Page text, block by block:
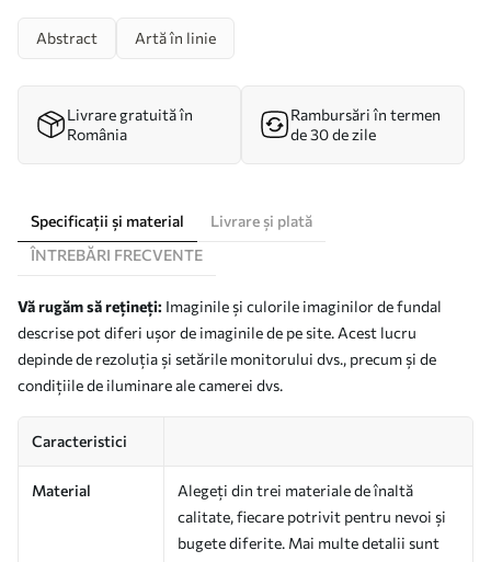
Abstract Artă în linie
Livrare gratuită în
România
Rambursări în termen
de 30 de zile
Specificații și material
Livrare și plată
ÎNTREBĂRI FRECVENTE
Vă rugăm să rețineți: Imaginile și culorile imaginilor de fundal
descrise pot diferi ușor de imaginile de pe site. Acest lucru
depinde de rezoluția și setările monitorului dvs., precum și de
condițiile de iluminare ale camerei dvs.
Caracteristici
Material
Alegeți din trei materiale de înaltă
calitate, fiecare potrivit pentru nevoi și
bugete diferite. Mai multe detalii sunt